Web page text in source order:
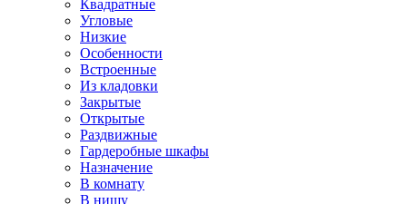
Квадратные
Угловые
Низкие
Особенности
Встроенные
Из кладовки
Закрытые
Открытые
Раздвижные
Гардеробные шкафы
Назначение
В комнату
В нишу